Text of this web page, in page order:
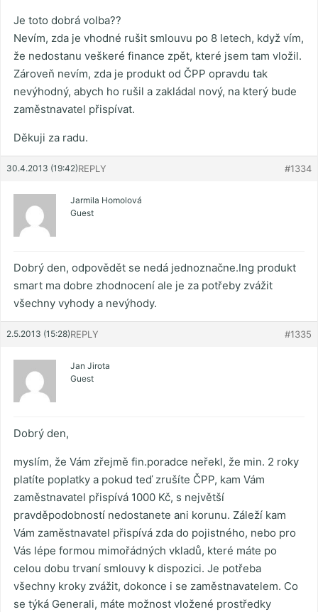
Je toto dobrá volba??
Nevím, zda je vhodné rušit smlouvu po 8 letech, když vím,
že nedostanu veškeré finance zpět, které jsem tam vložil.
Zároveň nevím, zda je produkt od ČPP opravdu tak
nevýhodný, abych ho rušil a zakládal nový, na který bude
zaměstnavatel přispívat.
Děkuji za radu.
30.4.2013 (19:42) #1334
REPLY
Jarmila Homolová
Guest
Dobrý den, odpovědět se nedá jednoznačne.Ing produkt
smart ma dobre zhodnocení ale je za potřeby zvážit
všechny vyhody a nevýhody.
2.5.2013 (15:28) #1335
REPLY
Jan Jirota
Guest
Dobrý den,
myslím, že Vám zřejmě fin.poradce neřekl, že min. 2 roky
platíte poplatky a pokud teď zrušíte ČPP, kam Vám
zaměstnavatel přispívá 1000 Kč, s největší
pravděpodobností nedostanete ani korunu. Záleží kam
Vám zaměstnavatel přispívá zda do pojistného, nebo pro
Vás lépe formou mimořádných vkladů, které máte po
celou dobu trvaní smlouvy k dispozici. Je potřeba
všechny kroky zvážit, dokonce i se zaměstnavatelem. Co
se týká Generali, máte možnost vložené prostředky